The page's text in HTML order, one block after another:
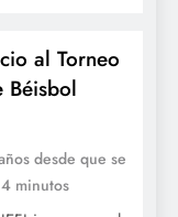
al Torneo
Béisbol
desde que se
4 minutos